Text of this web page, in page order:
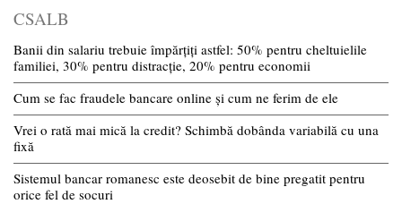
CSALB
Banii din salariu trebuie împărțiți astfel: 50% pentru cheltuielile
familiei, 30% pentru distracție, 20% pentru economii
Cum se fac fraudele bancare online și cum ne ferim de ele
Vrei o rată mai mică la credit? Schimbă dobânda variabilă cu una
fixă
Sistemul bancar romanesc este deosebit de bine pregatit pentru
orice fel de socuri